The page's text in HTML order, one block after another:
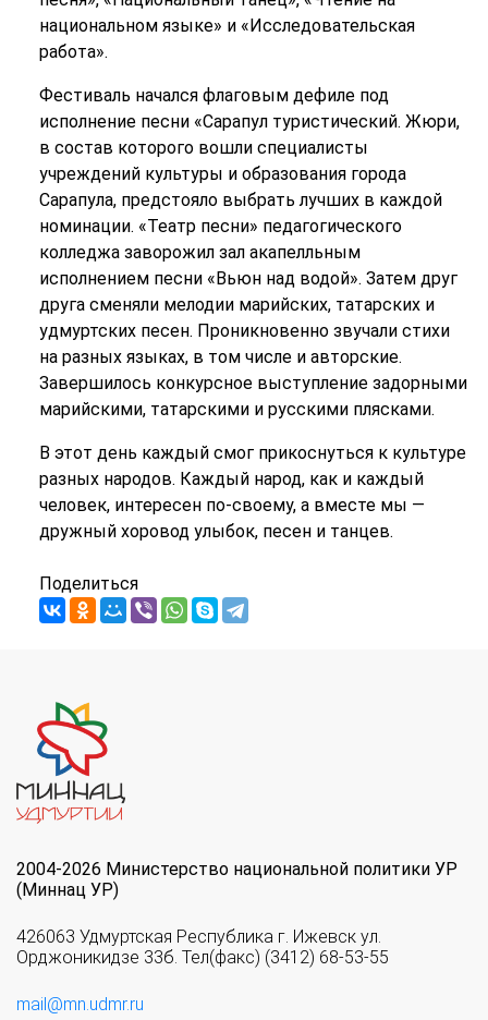
национальном языке» и «Исследовательская
работа».
Фестиваль начался флаговым дефиле под
исполнение песни «Сарапул туристический. Жюри,
в состав которого вошли специалисты
учреждений культуры и образования города
Сарапула, предстояло выбрать лучших в каждой
номинации. «Театр песни» педагогического
колледжа заворожил зал акапелльным
исполнением песни «Вьюн над водой». Затем друг
друга сменяли мелодии марийских, татарских и
удмуртских песен. Проникновенно звучали стихи
на разных языках, в том числе и авторские.
Завершилось конкурсное выступление задорными
марийскими, татарскими и русскими плясками.
В этот день каждый смог прикоснуться к культуре
разных народов. Каждый народ, как и каждый
человек, интересен по-своему, а вместе мы —
дружный хоровод улыбок, песен и танцев.
Поделиться
2004-2026 Министерство национальной политики УР
(Миннац УР)
426063 Удмуртская Республика г. Ижевск ул.
Орджоникидзе 33б. Тел(факс) (3412) 68-53-55
mail@mn.udmr.ru